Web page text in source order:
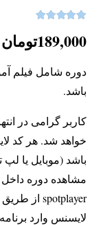
189,000تومان
دوره شامل فیلم
باشد.
کاربر گرامی در
خواهد شد. هر کد
باشد (موبایل یا
مشاهده دوره داخل
spotplayer از طریق لینک
لایسنس وارد